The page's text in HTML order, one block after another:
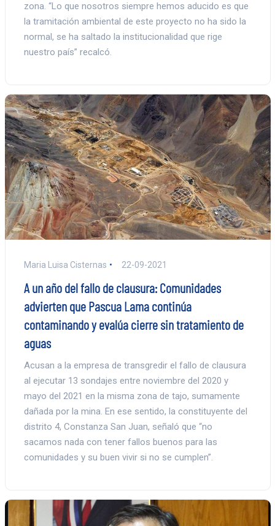
zona. “Lo que nosotros siempre hemos aducido es que
la tramitación ambiental de este proyecto no ha sido la
normal, se ha saltado la institucionalidad que rige
nuestro país” recalcó.
Maria Luisa Cisternas 22-09-2021
A un año del fallo de clausura: Comunidades
advierten que Pascua Lama continúa
contaminando y evalúa cierre sin tratamiento de
aguas
Acusan a la empresa de transgredir el fallo de clausura
al ejecutar 13 sondajes entre noviembre del 2020 y
mayo del 2021 en la misma zona de tajo, sumamente
dañada por la mina. En ese sentido, la constituyente del
distrito 4, Constanza San Juan, señaló que “no
sacamos nada con tener fallos buenos para las
comunidades y su buen vivir si no se cumplen”.